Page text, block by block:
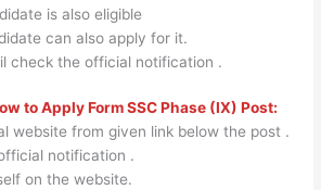
is also eligible
can also apply for it.
check the official notification .
to Apply Form SSC Phase (IX) Post:
website from given link below the post .
notification .
on the website.